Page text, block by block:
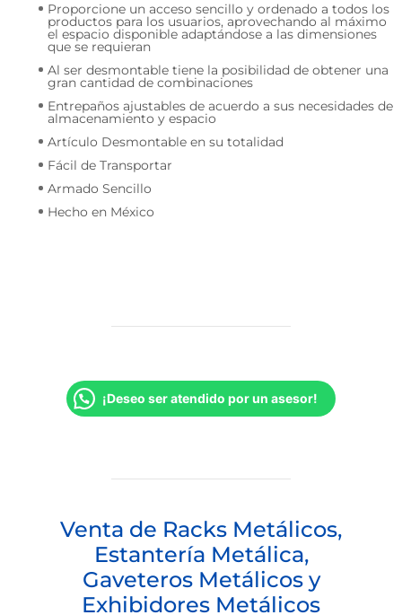
Proporcione un acceso sencillo y ordenado a todos los
productos para los usuarios, aprovechando al máximo
el espacio disponible adaptándose a las dimensiones
que se requieran
Al ser desmontable tiene la posibilidad de obtener una
gran cantidad de combinaciones
Entrepaños ajustables de acuerdo a sus necesidades de
almacenamiento y espacio
Artículo Desmontable en su totalidad
Fácil de Transportar
Armado Sencillo
Hecho en México
¡Deseo ser atendido por un asesor!
Venta de Racks Metálicos,
Estantería Metálica,
Gaveteros Metálicos y
Exhibidores Metálicos